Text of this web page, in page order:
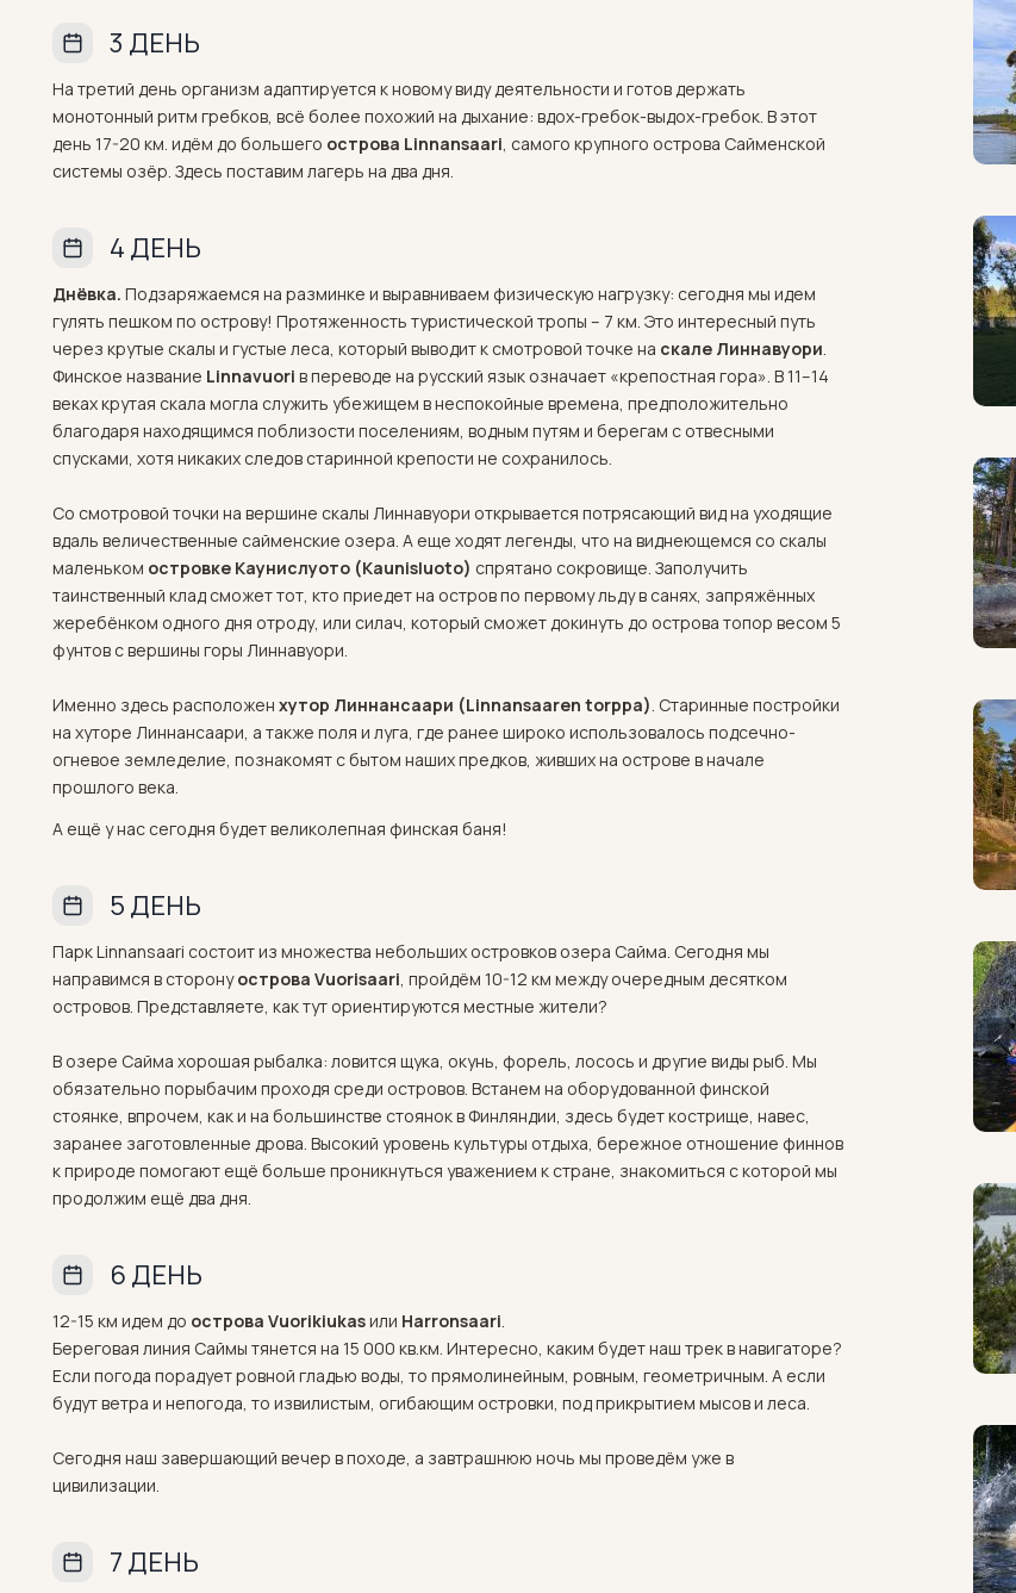
3 ДЕНЬ
На третий день организм адаптируется к новому виду деятельности и готов держать
монотонный ритм гребков, всё более похожий на дыхание: вдох-гребок-выдох-гребок. В этот
день 17-20 км. идём до большего острова Linnansaari, самого крупного острова Сайменской
системы озёр. Здесь поставим лагерь на два дня.
4 ДЕНЬ
Днёвка. Подзаряжаемся на разминке и выравниваем физическую нагрузку: сегодня мы идем
гулять пешком по острову! Протяженность туристической тропы – 7 км. Это интересный путь
через крутые скалы и густые леса, который выводит к смотровой точке на скале Линнавуори.
Финское название Linnavuori в переводе на русский язык означает «крепостная гора». В 11–14
веках крутая скала могла служить убежищем в неспокойные времена, предположительно
благодаря находящимся поблизости поселениям, водным путям и берегам с отвесными
спусками, хотя никаких следов старинной крепости не сохранилось.
Со смотровой точки на вершине скалы Линнавуори открывается потрясающий вид на уходящие
вдаль величественные сайменские озера. А еще ходят легенды, что на виднеющемся со скалы
маленьком островке Каунислуото (Kaunisluoto) спрятано сокровище. Заполучить
таинственный клад сможет тот, кто приедет на остров по первому льду в санях, запряжённых
жеребёнком одного дня отроду, или силач, который сможет докинуть до острова топор весом 5
фунтов с вершины горы Линнавуори.
Именно здесь расположен хутор Линнансаари (Linnansaaren torppa). Старинные постройки
на хуторе Линнансаари, а также поля и луга, где ранее широко использовалось подсечно-
огневое земледелие, познакомят с бытом наших предков, живших на острове в начале
прошлого века.
А ещё у нас сегодня будет великолепная финская баня!
5 ДЕНЬ
Парк Linnansaari состоит из множества небольших островков озера Сайма. Сегодня мы
направимся в сторонуострова Vuorisaari, пройдём 10-12 км между очередным десятком
островов. Представляете, как тут ориентируются местные жители?
В озере Сайма хорошая рыбалка: ловится щука, окунь, форель, лосось и другие виды рыб. Мы
обязательно порыбачим проходя среди островов. Встанем на оборудованной финской
стоянке, впрочем, как и на большинстве стоянок в Финляндии, здесь будет кострище, навес,
заранее заготовленные дрова. Высокий уровень культуры отдыха, бережное отношение финнов
к природе помогают ещё больше проникнуться уважением к стране, знакомиться с которой мы
продолжим ещё два дня.
6 ДЕНЬ
12-15 км идем до острова Vuorikiukasили Harronsaari.
Береговая линия Саймы тянется на 15 000 кв.км. Интересно, каким будет наш трек в навигаторе?
Если погода порадует ровной гладью воды, то прямолинейным, ровным, геометричным. А если
будут ветра и непогода, то извилистым, огибающим островки, под прикрытием мысов и леса.
Сегодня наш завершающий вечер в походе, а завтрашнюю ночь мы проведём уже в
цивилизации.
7 ДЕНЬ